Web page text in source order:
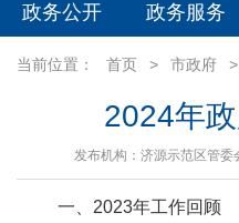
政务公开 政务服务
当前位置： 首页 > 市政府 >
2024年
发布机构：济源示范区管委
一、2023年工作回顾